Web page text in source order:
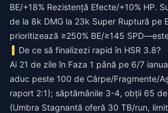
BE/+18% Rezistență Efecte/+10% HP.
de la 8k DMG la 23k Super Ruptură pe
prioritizează ≥250% BE/≥145
De ce să finalizezi rapid în HSR 3.8?
Ai 21 de zile în Faza 1 până pe 6/7
aduc peste 100 de Cârpe/Fragmente/
raport 2:1); săptămânile 3-4, obții 65
(Umbra Stagnantă oferă 30 TB/run,